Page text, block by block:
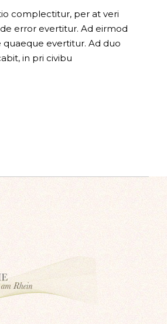
complectitur, per at veri
error evertitur. Ad eirmod
quaeque evertitur. Ad duo
in pri civibu